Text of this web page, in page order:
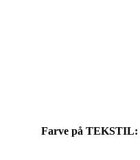
Farve på TEKSTIL: